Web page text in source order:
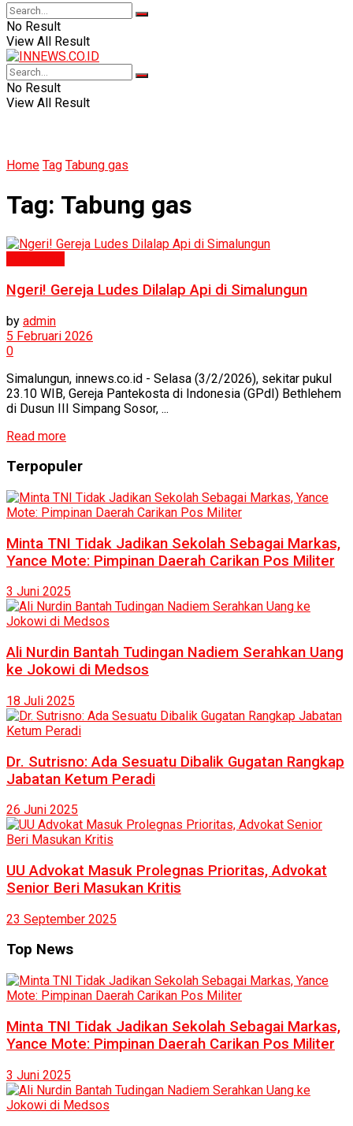
No Result
View All Result
No Result
View All Result
Home Tag Tabung gas
Tag: Tabung gas
Ngeri! Gereja Ludes Dilalap Api di Simalungun
by admin
5 Februari 2026
0
Simalungun, innews.co.id - Selasa (3/2/2026), sekitar pukul
23.10 WIB, Gereja Pantekosta di Indonesia (GPdI) Bethlehem
di Dusun III Simpang Sosor, ...
Read more
Terpopuler
Minta TNI Tidak Jadikan Sekolah Sebagai Markas,
Yance Mote: Pimpinan Daerah Carikan Pos Militer
3 Juni 2025
Ali Nurdin Bantah Tudingan Nadiem Serahkan Uang
ke Jokowi di Medsos
18 Juli 2025
Dr. Sutrisno: Ada Sesuatu Dibalik Gugatan Rangkap
Jabatan Ketum Peradi
26 Juni 2025
UU Advokat Masuk Prolegnas Prioritas, Advokat
Senior Beri Masukan Kritis
23 September 2025
Top News
Minta TNI Tidak Jadikan Sekolah Sebagai Markas,
Yance Mote: Pimpinan Daerah Carikan Pos Militer
3 Juni 2025